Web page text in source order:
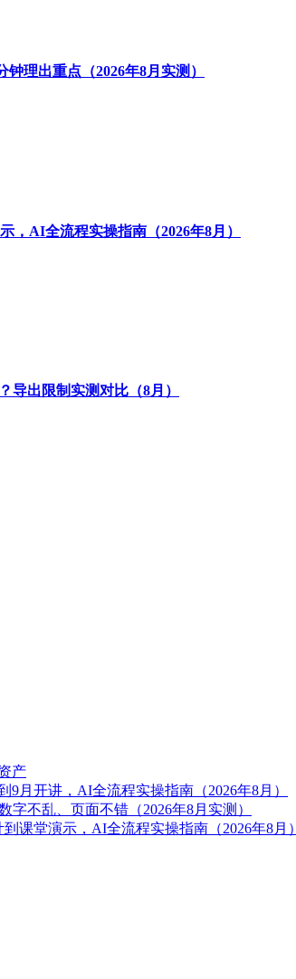
理出重点（2026年8月实测）
，AI全流程实操指南（2026年8月）
导出限制实测对比（8月）
产
月开讲，AI全流程实操指南（2026年8月）
不乱、页面不错（2026年8月实测）
课堂演示，AI全流程实操指南（2026年8月）